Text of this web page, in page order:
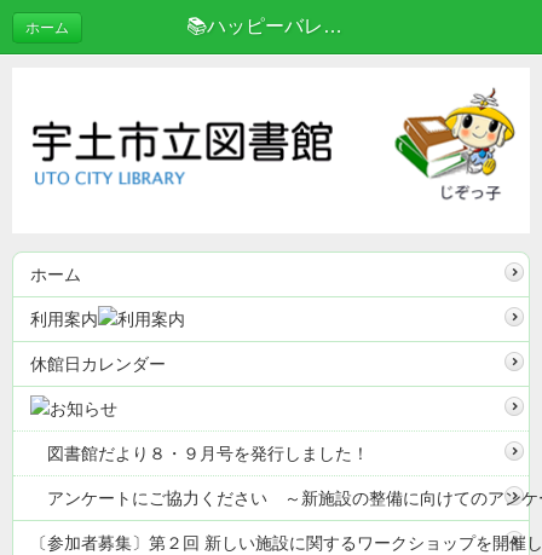
📚ハッピーバレンタイン💘 | ブログ
ホーム
ホーム
利用案内
休館日カレンダー
図書館だより８・９月号を発行しました！
アンケートにご協力ください ～新施設の整備に向けてのアンケ
〔参加者募集〕第２回 新しい施設に関するワークショップを開催